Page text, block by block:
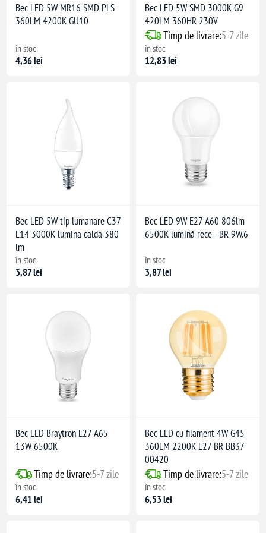
Bec LED 5W MR16 SMD PLS
360LM 4200K GU10
în stoc
4,36 lei
Bec LED 5W SMD 3000K G9
420LM 360HR 230V
Timp de livrare:5-7 zile
în stoc
12,83 lei
Bec LED 5W tip lumanare C37
E14 3000K lumina calda 380
lm
în stoc
3,87 lei
Bec LED 9W E27 A60 806lm
6500K lumină rece - BR-9W.6
în stoc
3,87 lei
Bec LED Braytron E27 A65
13W 6500K
Timp de livrare:5-7 zile
în stoc
6,41 lei
Bec LED cu filament 4W G45
360LM 2200K E27 BR-BB37-
00420
Timp de livrare:5-7 zile
în stoc
6,53 lei